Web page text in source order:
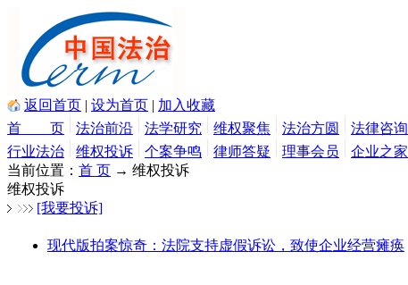
返回首页 | 设为首页 | 加入收藏
首 页
法治前沿 法学研究 维权聚焦 法治方圆 法律咨询
行业法治
维权投诉 个案争鸣 律师答疑 理事会员 企业之家
当前位置： 首 页 → 维权投诉
维权投诉
[我要投诉]
现代版拍案惊奇：法院支持虚假诉讼，致使企业经营瘫痪